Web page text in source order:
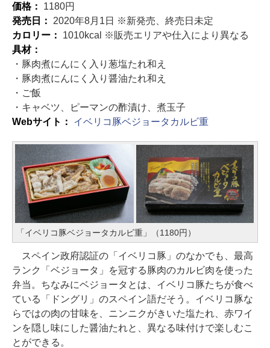
価格： 1180円
発売日： 2020年8月1日 ※新発売、終売日未定
カロリー： 1010kcal ※販売エリアや仕入により異なる
具材：
・豚肉煮にんにく入り葱塩たれ和え
・豚肉煮にんにく入り醤油たれ和え
・ご飯
・キャベツ、ピーマンの酢漬け、煮玉子
Webサイト： イベリコ豚ベジョータカルビ重
「イベリコ豚ベジョータカルビ重」（1180円）
スペイン政府認証の「イベリコ豚」のなかでも、最高
ランク「ベジョータ」を冠する豚肉のカルビ肉を使った
弁当。ちなみにベジョータとは、イベリコ豚たちが食べ
ている「ドングリ」のスペイン語だそう。イベリコ豚な
らではの肉の甘味を、ニンニクがきいた塩たれ、赤ワイ
ンを隠し味にした醤油たれと、異なる味付けで楽しむこ
とができる。